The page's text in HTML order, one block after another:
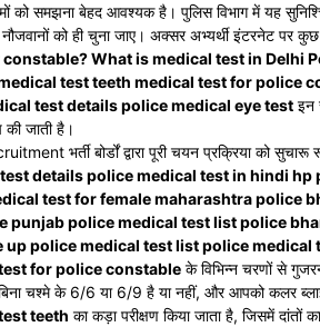
को समझना बेहद आवश्यक है। पुलिस विभाग में यह
को ही चुना जाए। अक्सर अभ्यर्थी इंटरनेट पर
What is medical test in Delhi
test teeth medical test for police
test details police medical eye test इन
जाती है।
भर्ती बोर्डों द्वारा पूरी चयन प्रक्रिया को
details police medical test in hindi
test for female maharashtra police
punjab police medical test list police
police medical test list police medical
for police constable के विभिन्न चरणों से
चश्मे के 6/6 या 6/9 है या नहीं, और आपको कलर
teeth का कड़ा परीक्षण किया जाता है, जिसमें दांतों